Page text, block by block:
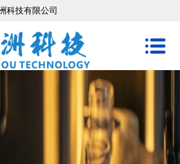
科技有限公司